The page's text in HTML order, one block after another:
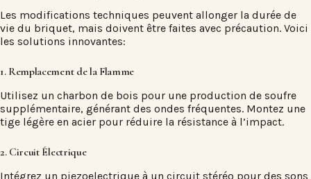
Les modifications techniques peuvent allonger la durée de
vie du briquet, mais doivent être faites avec précaution. Voici
les solutions innovantes:
1. Remplacement de la Flamme
Utilisez un charbon de bois pour une production de soufre
supplémentaire, générant des ondes fréquentes. Montez une
tige légère en acier pour réduire la résistance à l’impact.
2. Circuit Électrique
Intégrez un piezoelectrique à un circuit stéréo pour des sons